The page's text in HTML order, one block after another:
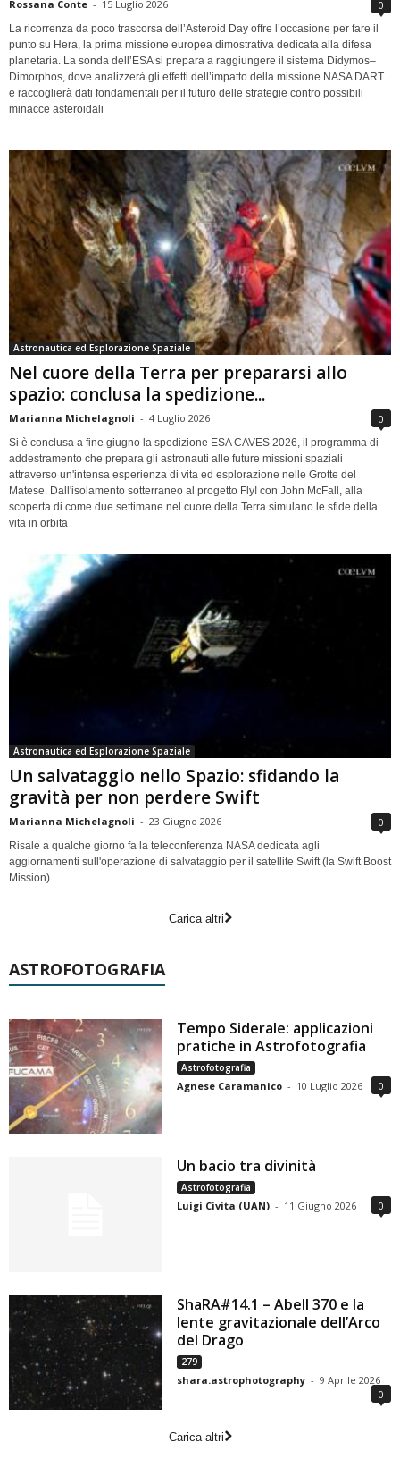
Rossana Conte - 15 Luglio 2026 0
La ricorrenza da poco trascorsa dell’Asteroid Day offre l’occasione per fare il
punto su Hera, la prima missione europea dimostrativa dedicata alla difesa
planetaria. La sonda dell’ESA si prepara a raggiungere il sistema Didymos–
Dimorphos, dove analizzerà gli effetti dell’impatto della missione NASA DART
e raccoglierà dati fondamentali per il futuro delle strategie contro possibili
minacce asteroidali
Astronautica ed Esplorazione Spaziale
Nel cuore della Terra per prepararsi allo
spazio: conclusa la spedizione...
Marianna Michelagnoli - 4 Luglio 2026 0
Si è conclusa a fine giugno la spedizione ESA CAVES 2026, il programma di
addestramento che prepara gli astronauti alle future missioni spaziali
attraverso un'intensa esperienza di vita ed esplorazione nelle Grotte del
Matese. Dall'isolamento sotterraneo al progetto Fly! con John McFall, alla
scoperta di come due settimane nel cuore della Terra simulano le sfide della
vita in orbita
Astronautica ed Esplorazione Spaziale
Un salvataggio nello Spazio: sfidando la
gravità per non perdere Swift
Marianna Michelagnoli - 23 Giugno 2026 0
Risale a qualche giorno fa la teleconferenza NASA dedicata agli
aggiornamenti sull'operazione di salvataggio per il satellite Swift (la Swift Boost
Mission)
Carica altri
ASTROFOTOGRAFIA
Tempo Siderale: applicazioni
pratiche in Astrofotografia
Astrofotografia
Agnese Caramanico - 10 Luglio 2026 0
Un bacio tra divinità
Astrofotografia
Luigi Civita (UAN) - 11 Giugno 2026 0
ShaRA#14.1 – Abell 370 e la
lente gravitazionale dell’Arco
del Drago
279
shara.astrophotography - 9 Aprile 2026
0
Carica altri